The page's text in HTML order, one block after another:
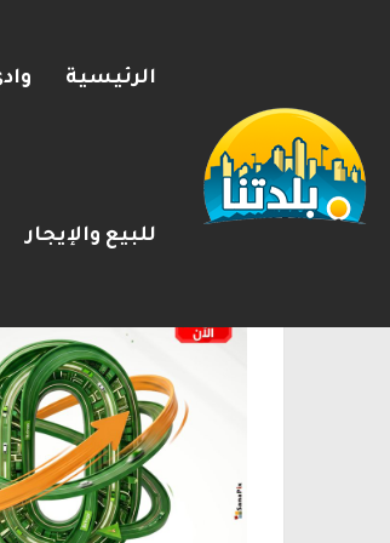
الرئيسية
للبيع والإيجار
مصرع الفتى محمد جمعة
الإعلانات